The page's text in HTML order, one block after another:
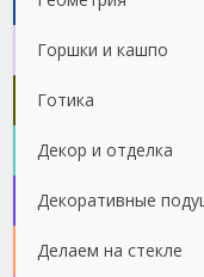
Горшки и кашпо
Готика
Декор и отделка
Декоративные
Делаем на стекле